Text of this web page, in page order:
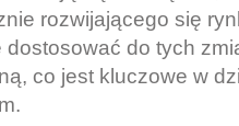
rozwijającego się
dostosować do tych
co jest kluczowe w